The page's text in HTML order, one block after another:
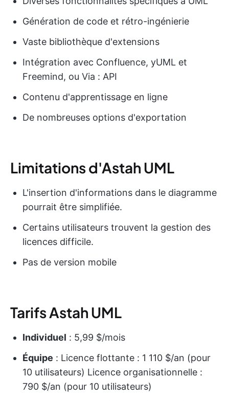
Génération de code et rétro-ingénierie
Vaste bibliothèque d'extensions
Intégration avec Confluence, yUML et
Freemind, ou Via : API
Contenu d'apprentissage en ligne
De nombreuses options d'exportation
Limitations d'Astah UML
L'insertion d'informations dans le diagramme
pourrait être simplifiée.
Certains utilisateurs trouvent la gestion des
licences difficile.
Pas de version mobile
Tarifs Astah UML
Individuel : 5,99 $/mois
Équipe : Licence flottante : 1 110 $/an (pour
10 utilisateurs) Licence organisationnelle :
790 $/an (pour 10 utilisateurs)